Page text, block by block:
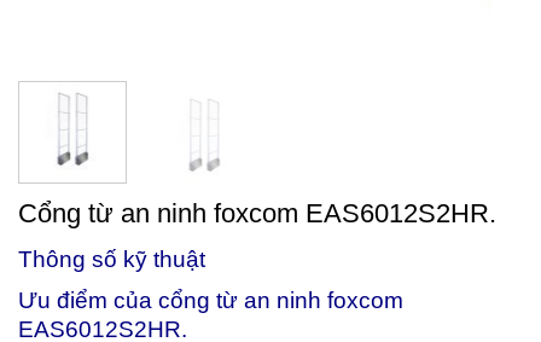
Cổng từ an ninh foxcom EAS6012S2HR.
Thông số kỹ thuật
Ưu điểm của cổng từ an ninh foxcom
EAS6012S2HR.